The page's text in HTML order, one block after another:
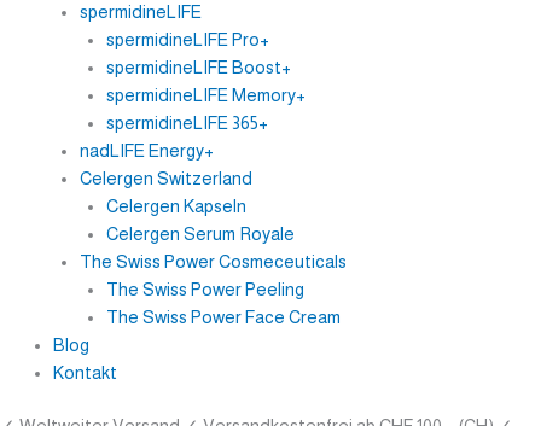
spermidineLIFE
spermidineLIFE Pro+
spermidineLIFE Boost+
spermidineLIFE Memory+
spermidineLIFE 365+
nadLIFE Energy+
Celergen Switzerland
Celergen Kapseln
Celergen Serum Royale
The Swiss Power Cosmeceuticals
The Swiss Power Peeling
The Swiss Power Face Cream
Blog
Kontakt